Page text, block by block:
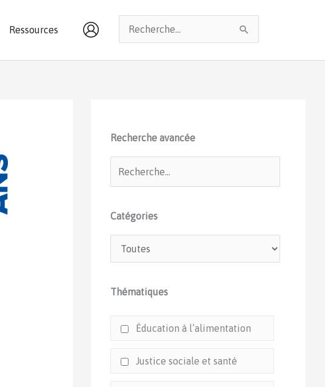
Ressources
Rechercher :
Recherche avancée
Catégories
Thématiques
Éducation à l’alimentation
Justice sociale et santé